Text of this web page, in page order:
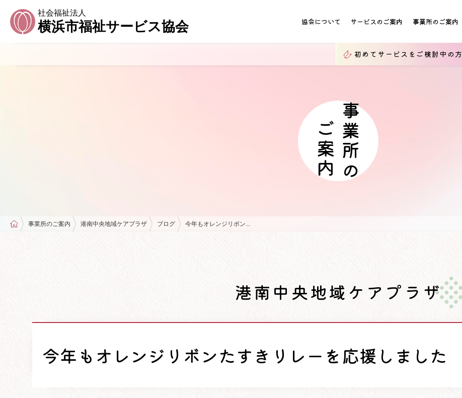
社会福祉法人
横浜市福祉サービス協会 協会について サービスのご案内 事業所のご案内
初めてサービスをご検討中の方
事業所の
ご案内
事業所のご案内 港南中央地域ケアプラザ ブログ 今年もオレンジリボン...
港南中央地域ケアプラザ
今年もオレンジリボンたすきリレーを応援しました